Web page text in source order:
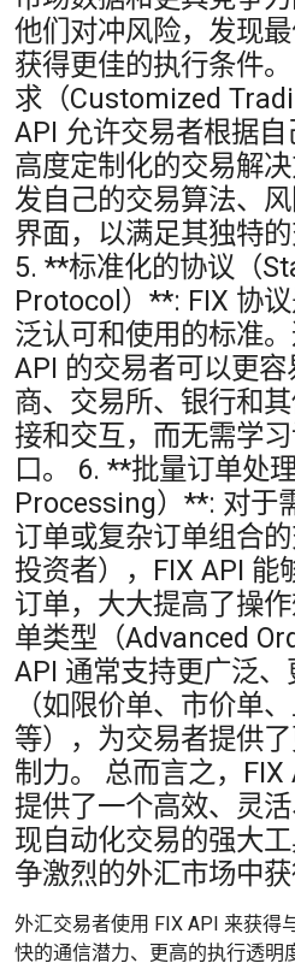
他们对冲风险，发现
获得更佳的执行条件
求（Customized
API 允许交易者根据
高度定制化的交易解
发自己的交易算法、
界面，以满足其独特的
5. **标准化的协议（
Protocol）**: FIX 协
泛认可和使用的标准
API 的交易者可以更
商、交易所、银行和
接和交互，而无需学
口。 6. **批量订单处
Processing）**: 对于
订单或复杂订单组合
投资者），FIX API 能
订单，大大提高了操
单类型（Advanced
API 通常支持更广泛
（如限价单、市价单
等），为交易者提供
制力。 总而言之，
提供了一个高效、灵
现自动化交易的强大
争激烈的外汇市场中获
外汇交易者使用 FIX API 来获得
快的通信潜力、更高的执行透明